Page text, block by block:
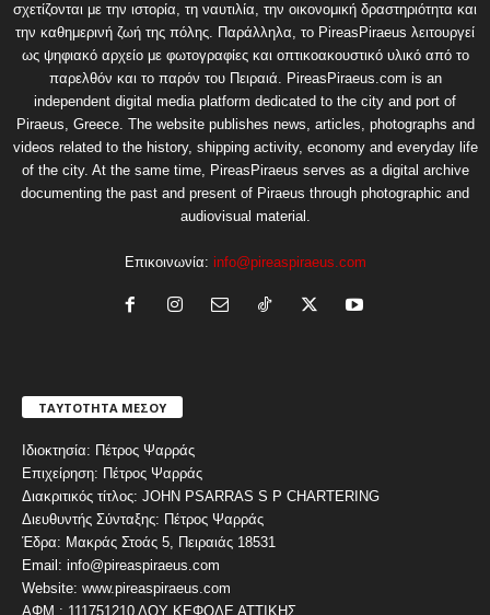
σχετίζονται με την ιστορία, τη ναυτιλία, την οικονομική δραστηριότητα και
την καθημερινή ζωή της πόλης. Παράλληλα, το PireasPiraeus λειτουργεί
ως ψηφιακό αρχείο με φωτογραφίες και οπτικοακουστικό υλικό από το
παρελθόν και το παρόν του Πειραιά. PireasPiraeus.com is an
independent digital media platform dedicated to the city and port of
Piraeus, Greece. The website publishes news, articles, photographs and
videos related to the history, shipping activity, economy and everyday life
of the city. At the same time, PireasPiraeus serves as a digital archive
documenting the past and present of Piraeus through photographic and
audiovisual material.
Επικοινωνία: info@pireaspiraeus.com
ΤΑΥΤΟΤΗΤΑ ΜΕΣΟΥ
Ιδιοκτησία: Πέτρος Ψαρράς
Επιχείρηση: Πέτρος Ψαρράς
Διακριτικός τίτλος: JOHN PSARRAS S P CHARTERING
Διευθυντής Σύνταξης: Πέτρος Ψαρράς
Έδρα: Μακράς Στοάς 5, Πειραιάς 18531
Email: info@pireaspiraeus.com
Website: www.pireaspiraeus.com
ΑΦΜ : 111751210 ΔΟΥ ΚΕΦΟΔΕ ΑΤΤΙΚΗΣ